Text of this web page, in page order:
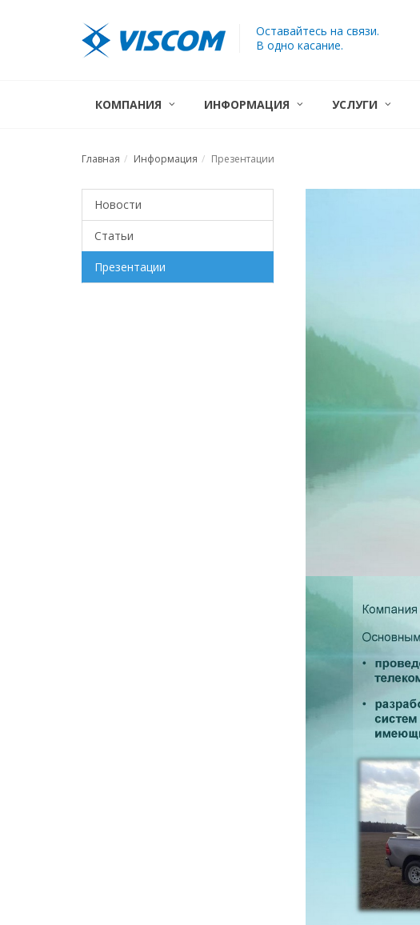
Оставайтесь на связи.
В одно касание.
КОМПАНИЯ ИНФОРМАЦИЯ УСЛУГИ
Главная Информация Презентации
Новости
Статьи
Презентации